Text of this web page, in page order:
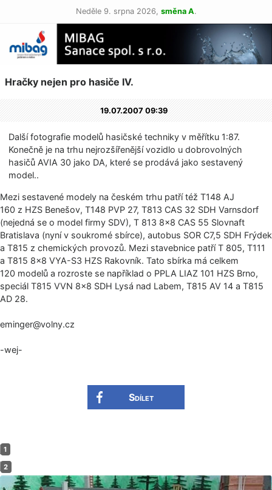
Neděle 9. srpna 2026, směna A.
Hračky nejen pro hasiče IV.
19.07.2007 09:39
Další fotografie modelů hasičské techniky v měřítku 1:87.
Konečně je na trhu nejrozšířenější vozidlo u dobrovolných
hasičů AVIA 30 jako DA, které se prodává jako sestavený
model..
Mezi sestavené modely na českém trhu patří též T148 AJ
160 z HZS Benešov, T148 PVP 27, T813 CAS 32 SDH Varnsdorf
(nejedná se o model firmy SDV), T 813 8×8 CAS 55 Slovnaft
Bratislava (nyní v soukromé sbírce), autobus SOR C7,5 SDH Frýdek
a T815 z chemických provozů. Mezi stavebnice patří T 805, T111
a T815 8×8 VYA-S3 HZS Rakovník. Tato sbírka má celkem
120 modelů a rozroste se například o PPLA LIAZ 101 HZS Brno,
speciál T815 VVN 8×8 SDH Lysá nad Labem, T815 AV 14 a T815
AD 28.
eminger@volny.cz
-wej-
Sdílet